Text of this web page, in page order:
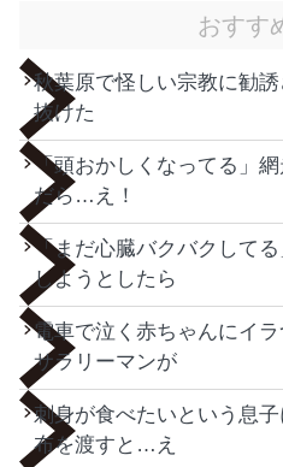
おすす
秋葉原で怪しい宗教に勧
抜けた
「頭おかしくなってる」
だら…え！
「まだ心臓バクバクして
しようとしたら
電車で泣く赤ちゃんにイラ
サラリーマンが
刺身が食べたいという息
布を渡すと…え